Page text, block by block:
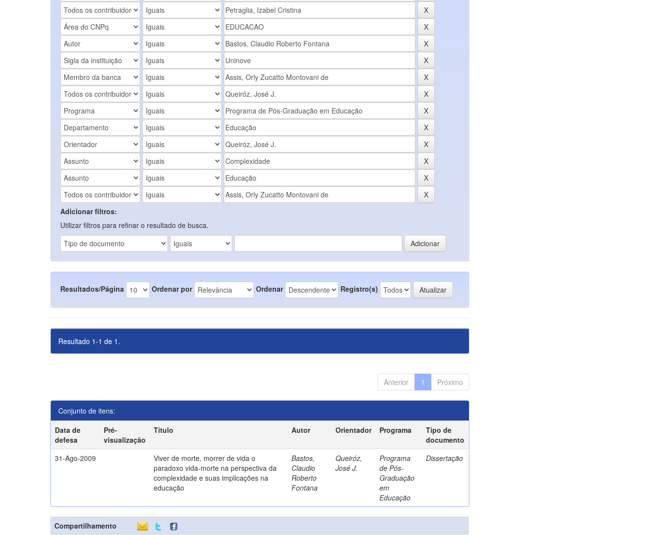
Adicionar filtros:
Utilizar filtros para refinar o resultado de busca.
Resultados/Página Ordenar por Ordenar Registro(s)
Resultado 1-1 de 1.
Anterior 1 Próximo
Conjunto de itens:
Data de
defesa
Pré-
visualização
Título Autor Orientador Programa
Tipo de
documento
31-Ago-2009
Viver de morte, morrer de vida o
paradoxo vida-morte na perspectiva da
complexidade e suas implicações na
educação
Bastos,
Claudio
Roberto
Fontana
Queiróz,
José J.
Programa
de Pós-
Graduação
em
Educação
Dissertação
Compartilhamento